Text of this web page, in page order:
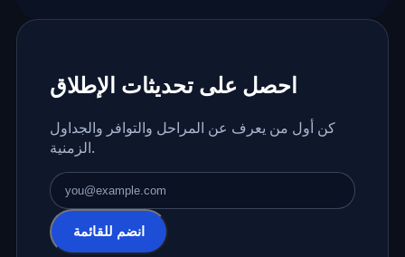
احصل على تحديثات الإطلاق
كن أول من يعرف عن المراحل والتوافر والجداول
الزمنية.
عنوان البريد الإلكتروني
انضم للقائمة